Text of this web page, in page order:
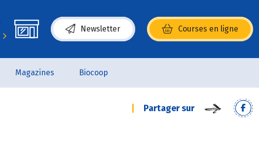
Newsletter Courses en ligne
(s’ouvre dans une nouvelle fenêtre)
Magazines Biocoop
Partager sur